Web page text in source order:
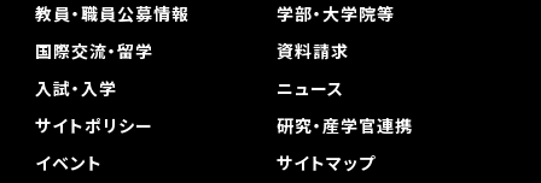
教員・職員公募情報
学部・大学院等
国際交流・留学
資料請求
入試・入学
ニュース
サイトポリシー
研究・産学官連携
イベント
サイトマップ